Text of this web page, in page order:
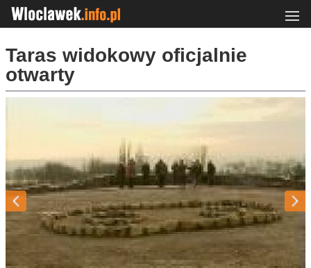
Taras widokowy oficjalnie
otwarty